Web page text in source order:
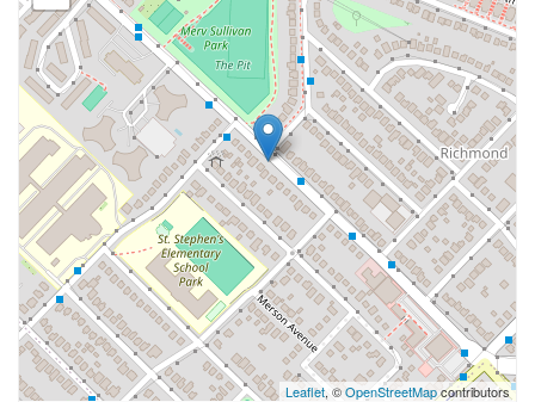
Leaflet, ©OpenStreetMapcontributors